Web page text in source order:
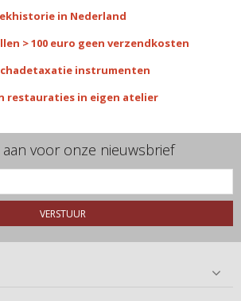
in Nederland
> 100 euro geen verzendkosten
instrumenten
restauraties in eigen atelier
voor onze nieuwsbrief
VERSTUUR